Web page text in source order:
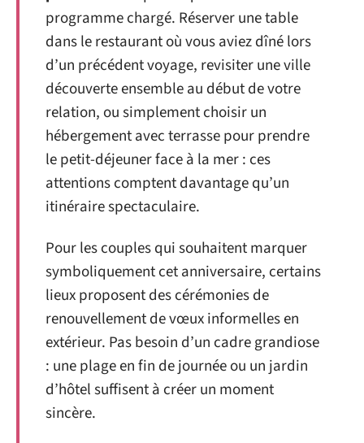
programme chargé. Réserver une table
dans le restaurant où vous aviez dîné lors
d’un précédent voyage, revisiter une ville
découverte ensemble au début de votre
relation, ou simplement choisir un
hébergement avec terrasse pour prendre
le petit-déjeuner face à la mer : ces
attentions comptent davantage qu’un
itinéraire spectaculaire.
Pour les couples qui souhaitent marquer
symboliquement cet anniversaire, certains
lieux proposent des cérémonies de
renouvellement de vœux informelles en
extérieur. Pas besoin d’un cadre grandiose
: une plage en fin de journée ou un jardin
d’hôtel suffisent à créer un moment
sincère.